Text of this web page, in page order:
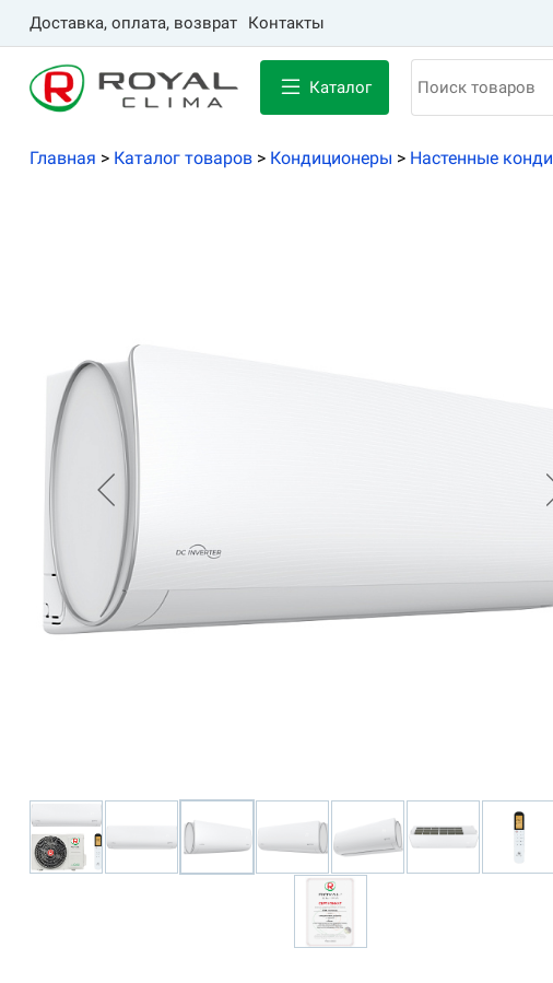
Доставка, оплата, возврат Контакты
Каталог
Главная > Каталог товаров > Кондиционеры > Настенные